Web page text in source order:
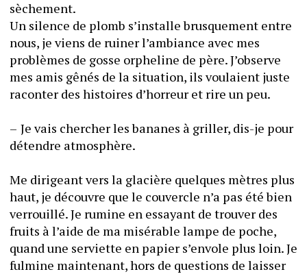
Un silence de plomb s’installe brusquement entre
nous, je viens de ruiner l’ambiance avec mes
problèmes de gosse orpheline de père. J’observe
mes amis gênés de la situation, ils voulaient juste
–	Je vais chercher les bananes à griller, dis-je pour
Me dirigeant vers la glacière quelques mètres plus
haut, je découvre que le couvercle n’a pas été bien
verrouillé. Je rumine en essayant de trouver des
fruits à l’aide de ma misérable lampe de poche,
quand une serviette en papier s’envole plus loin. Je
fulmine maintenant, hors de questions de laisser